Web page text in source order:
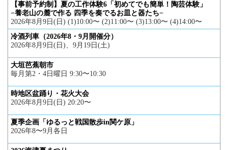
【事前予約制】夏の工作体験6「初めてでも簡単！陶芸体験」
−養老山の麓で作る 四季を奏でるお皿と器たち−
2026年8月9日(日) (1)10:00〜 (2)11:00〜 (3)13:00〜 (4)14:00〜
冷酒列車（2026年8・9月開催分）
2026年8月9日(日)、9月19日(土)
大垣芭蕉朝市
毎月第2・4日曜日 9:30〜10:30
時地区盆踊り・花火大会
2026年8月9日(日) 20:20〜
夏季企画「ゆるっと戦国散歩in関ケ原」
2026年8〜9月各日